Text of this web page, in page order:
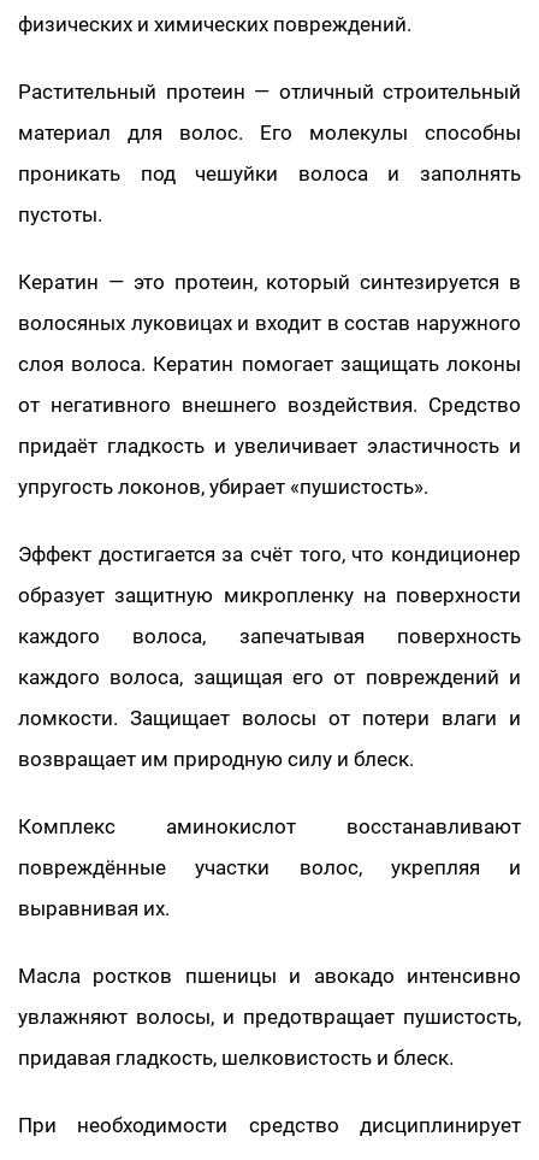
физических и химических повреждений.
Растительный протеин — отличный строительный
материал для волос. Его молекулы способны
проникать под чешуйки волоса и заполнять
пустоты.
Кератин — это протеин, который синтезируется в
волосяных луковицах и входит в состав наружного
слоя волоса. Кератин помогает защищать локоны
от негативного внешнего воздействия. Средство
придаёт гладкость и увеличивает эластичность и
упругость локонов, убирает «пушистость».
Эффект достигается за счёт того, что кондиционер
образует защитную микропленку на поверхности
каждого волоса, запечатывая поверхность
каждого волоса, защищая его от повреждений и
ломкости. Защищает волосы от потери влаги и
возвращает им природную силу и блеск.
Комплекс аминокислот восстанавливают
повреждённые участки волос, укрепляя и
выравнивая их.
Масла ростков пшеницы и авокадо интенсивно
увлажняют волосы, и предотвращает пушистость,
придавая гладкость, шелковистость и блеск.
При необходимости средство дисциплинирует